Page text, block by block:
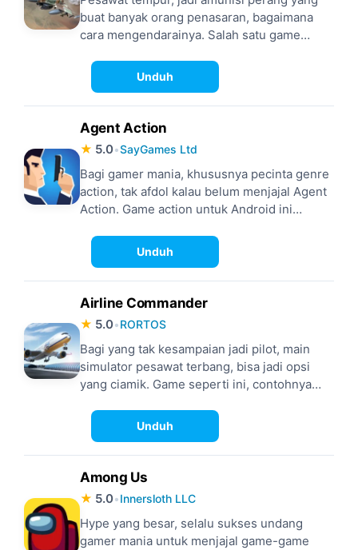
buat banyak orang penasaran, bagaimana
cara mengendarainya. Salah satu game
mana pesawat tempur jadi starter-pack
utamanya adalah Ace Fighter Modern Air
Combat.
Unduh
Agent Action
★ 5.0•SayGames Ltd
Bagi gamer mania, khususnya pecinta genre
action, tak afdol kalau belum menjajal Agent
Action. Game action untuk Android ini
James Bond, lewat gameplay tembak-
tembakkan brutal yang diusungnya.
Unduh
Airline Commander
★ 5.0•RORTOS
Bagi yang tak kesampaian jadi pilot, main
simulator pesawat terbang, bisa jadi opsi
yang ciamik. Game seperti ini, contohnya
pesawat yang persis aslinya, mantap untuk
kamu, pecinta dunia penerbangan yang mau
tahu selak beluknya.
Unduh
Among Us
★ 5.0•Innersloth LLC
Hype yang besar, selalu sukses undang
gamer mania untuk menjajal game-game